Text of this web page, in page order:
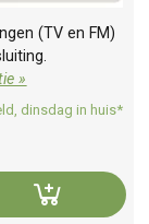
(TV en FM)
»
dinsdag in huis*